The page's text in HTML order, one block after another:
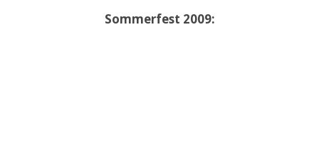
Sommerfest 2009: